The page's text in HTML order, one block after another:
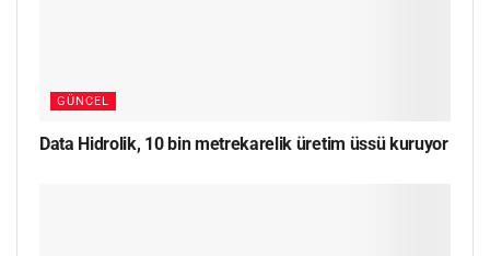
GÜNCEL
Data Hidrolik, 10 bin metrekarelik üretim üssü kuruyor